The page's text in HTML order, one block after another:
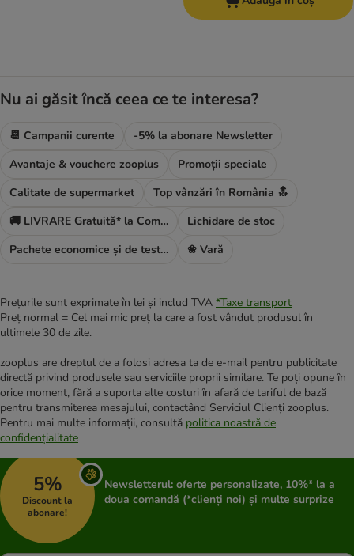
Nu ai găsit încă ceea ce te interesa?
📆 Campanii curente
-5% la abonare Newsletter
Avantaje & vouchere zooplus
Promoții speciale
Calitate de supermarket
Top vânzări în România 🔝
🚚 LIVRARE Gratuită* la Comanda ta
Lichidare de stoc
Pachete economice și de testare
❀ Vară
Prețurile sunt exprimate în lei și includ TVA *Taxe transport
Preț normal = Cel mai mic preț la care a fost vândut produsul în
ultimele 30 de zile.
zooplus are dreptul de a folosi adresa ta de e-mail pentru publicitate
directă privind produsele sau serviciile proprii similare. Te poți opune în
orice moment, fără a suporta alte costuri în afară de tariful de bază
pentru transmiterea mesajului, contactând Serviciul Clienți zooplus.
Pentru mai multe informații, consultă politica noastră de
confidențialitate
5%
Discount la
abonare!
Newsletterul: oferte personalizate, 10%* la a
doua comandă (*clienți noi) și multe surprize